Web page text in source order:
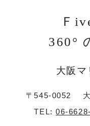
Ｆ
360°
大阪マ
〒545-0052
TEL:06-